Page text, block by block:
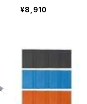
G UMBRELLA3.
¥8,910